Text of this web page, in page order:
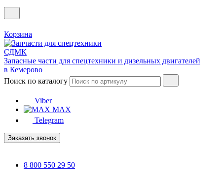
Корзина
Запасные части для спецтехники и дизельных двигателей
в Кемерово
Поиск по каталогу
Viber
MAX
Telegram
Заказать звонок
8 800 550 29 50